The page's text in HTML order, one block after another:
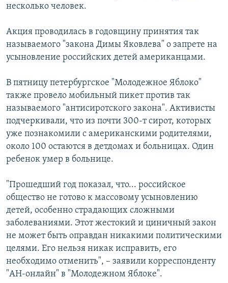
СОЦИАЛЬНЫЕ СЕТИ
Все сайты РСЕ/РС
несколько человек.
Акция проводилась в годовщину принятия так
называемого "закона Димы Яковлева" о запрете на
усыновление российских детей американцами.
В пятницу петербургское "Молодежное Яблоко"
также провело мобильный пикет против так
называемого "антисиротского закона". Активисты
подчеркивали, что из почти 300-т сирот, которых
уже познакомили с американскими родителями,
около 100 остаются в детдомах и больницах. Один
ребенок умер в больнице.
"Прошедший год показал, что... российское
общество не готово к массовому усыновлению
детей, особенно страдающих сложными
заболеваниями. Этот жестокий и циничный закон
не может быть оправдан никакими политическими
целями. Его нельзя никак исправить, его
необходимо отменить", – заявили корреспонденту
"АН-онлайн" в "Молодежном Яблоке".